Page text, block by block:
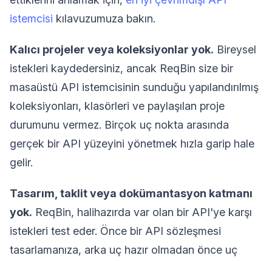
istemcisi kılavuzumuza bakın.
Kalıcı projeler veya koleksiyonlar yok. Bireysel
istekleri kaydedersiniz, ancak ReqBin size bir
masaüstü API istemcisinin sunduğu yapılandırılmış
koleksiyonları, klasörleri ve paylaşılan proje
durumunu vermez. Birçok uç nokta arasında
gerçek bir API yüzeyini yönetmek hızla garip hale
gelir.
Tasarım, taklit veya dokümantasyon katmanı
yok. ReqBin, halihazırda var olan bir API'ye karşı
istekleri test eder. Önce bir API sözleşmesi
tasarlamanıza, arka uç hazır olmadan önce uç